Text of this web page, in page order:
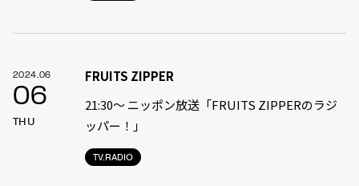
2024.06
06
THU
TV.RADIO
FRUITS ZIPPER
21:30〜 ニッポン放送「FRUITS ZIPPERのラジ
ッパー！」